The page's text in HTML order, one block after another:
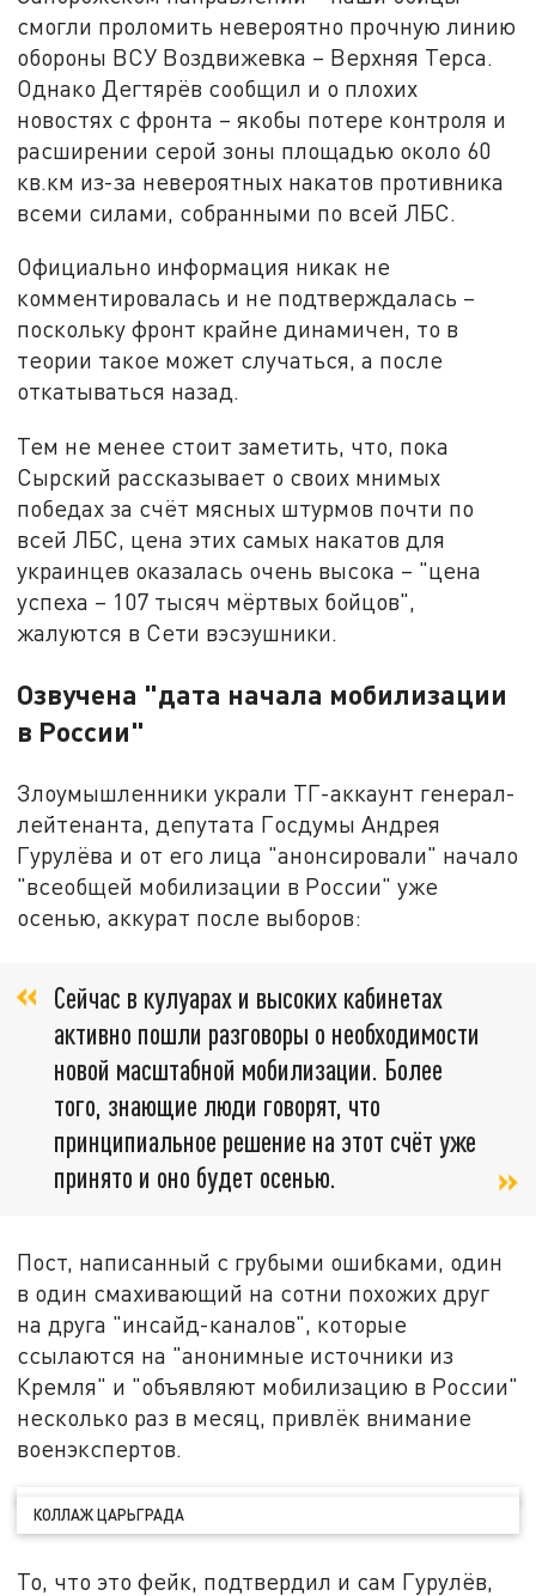
смогли проломить невероятно прочную линию
обороны ВСУ Воздвижевка – Верхняя Терса.
Однако Дегтярёв сообщил и о плохих
новостях с фронта – якобы потере контроля и
расширении серой зоны площадью около 60
кв.км из-за невероятных накатов противника
всеми силами, собранными по всей ЛБС.
Официально информация никак не
комментировалась и не подтверждалась –
поскольку фронт крайне динамичен, то в
теории такое может случаться, а после
откатываться назад.
Тем не менее стоит заметить, что, пока
Сырский рассказывает о своих мнимых
победах за счёт мясных штурмов почти по
всей ЛБС, цена этих самых накатов для
украинцев оказалась очень высока – "цена
успеха – 107 тысяч мёртвых бойцов",
жалуются в Сети вэсэушники.
Озвучена "дата начала мобилизации
в России"
Злоумышленники украли ТГ-аккаунт генерал-
лейтенанта, депутата Госдумы Андрея
Гурулёва и от его лица "анонсировали" начало
"всеобщей мобилизации в России" уже
осенью, аккурат после выборов:
Сейчас в кулуарах и высоких кабинетах
активно пошли разговоры о необходимости
новой масштабной мобилизации. Более
того, знающие люди говорят, что
принципиальное решение на этот счёт уже
принято и оно будет осенью.
Пост, написанный с грубыми ошибками, один
в один смахивающий на сотни похожих друг
на друга "инсайд-каналов", которые
ссылаются на "анонимные источники из
Кремля" и "объявляют мобилизацию в России"
несколько раз в месяц, привлёк внимание
военэкспертов.
КОЛЛАЖ ЦАРЬГРАДА
То, что это фейк, подтвердил и сам Гурулёв,